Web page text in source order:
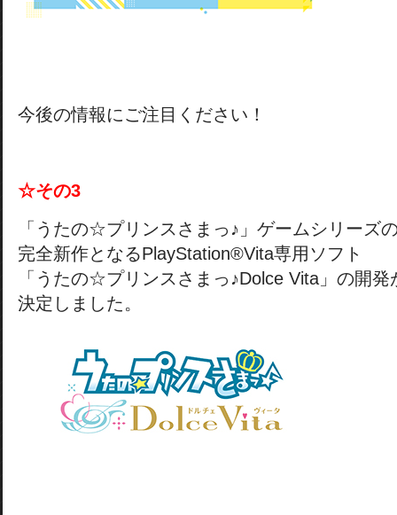
今後の情報にご注目ください！
☆その3
「うたの☆プリンスさまっ♪」ゲームシリーズ
完全新作となるPlayStation®Vita専用ソフト
「うたの☆プリンスさまっ♪Dolce Vita」の開発
決定しました。